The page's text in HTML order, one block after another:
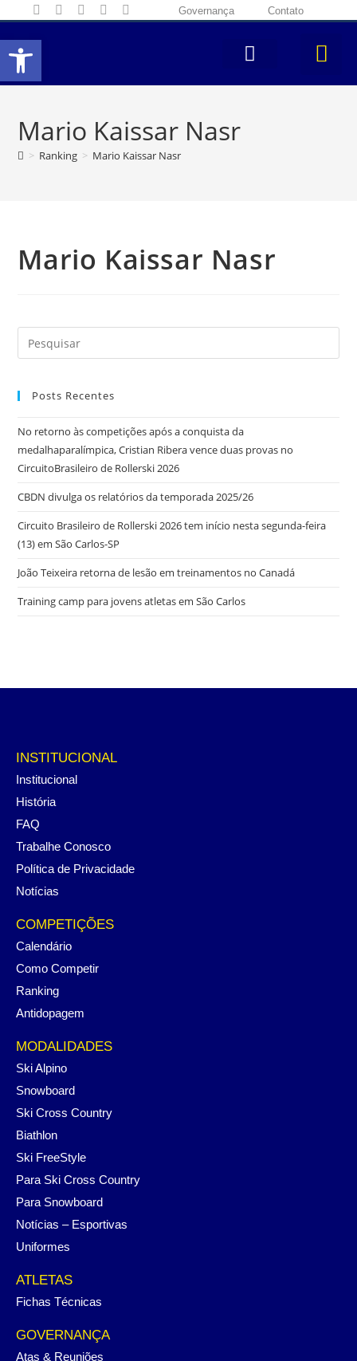
Abrir a barra de ferramentas
Governança Contato
Mario Kaissar Nasr
> Ranking > Mario Kaissar Nasr
Mario Kaissar Nasr
Posts Recentes
No retorno às competições após a conquista da
medalhaparalímpica, Cristian Ribera vence duas provas no
CircuitoBrasileiro de Rollerski 2026
CBDN divulga os relatórios da temporada 2025/26
Circuito Brasileiro de Rollerski 2026 tem início nesta segunda-feira
(13) em São Carlos-SP
João Teixeira retorna de lesão em treinamentos no Canadá
Training camp para jovens atletas em São Carlos
INSTITUCIONAL
Institucional
História
FAQ
Trabalhe Conosco
Política de Privacidade
Notícias
COMPETIÇÕES
Calendário
Como Competir
Ranking
Antidopagem
MODALIDADES
Ski Alpino
Snowboard
Ski Cross Country
Biathlon
Ski FreeStyle
Para Ski Cross Country
Para Snowboard
Notícias – Esportivas
Uniformes
ATLETAS
Fichas Técnicas
GOVERNANÇA
Atas & Reuniões